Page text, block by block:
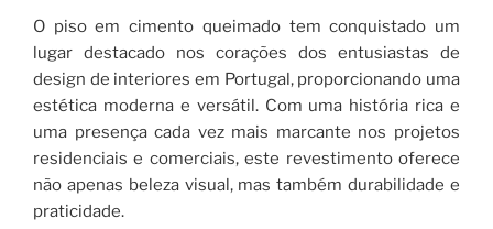
O piso em cimento queimado tem conquistado um
lugar destacado nos corações dos entusiastas de
design de interiores em Portugal, proporcionando uma
estética moderna e versátil. Com uma história rica e
uma presença cada vez mais marcante nos projetos
residenciais e comerciais, este revestimento oferece
não apenas beleza visual, mas também durabilidade e
praticidade.